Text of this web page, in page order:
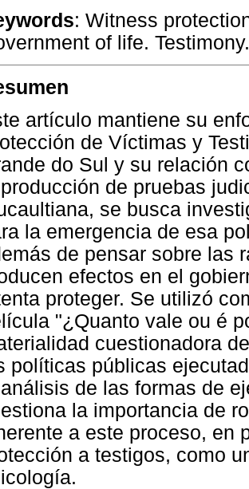
: Witness
of life.
artículo mantiene su
de Víctimas y
do Sul y su relación
de pruebas
se busca
la emergencia de esa
de pensar sobre las
efectos en el
proteger. Se utilizó
"¿Quanto vale ou é
cuestionadora
políticas públicas
de las formas de
la importancia de
a este proceso, en
a testigos, como